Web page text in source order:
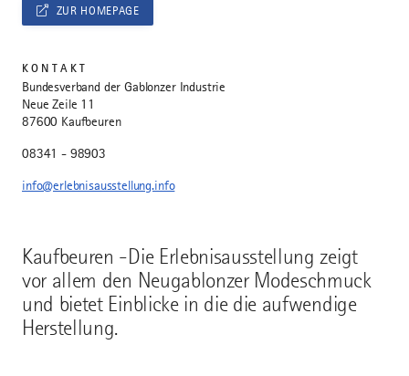
Kaufbeuren -Die Erlebnisausstellung zeigt
vor allem den Neugablonzer Modeschmuck
und bietet Einblicke in die die aufwendige
Herstellung.
ZUR HOMEPAGE
KONTAKT
Bundesverband der Gablonzer Industrie
Neue Zeile 11
87600 Kaufbeuren
08341 - 98903
info@erlebnisausstellung.info